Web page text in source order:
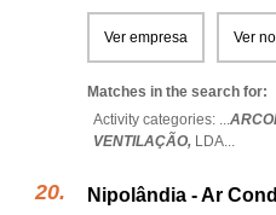
Ver empresa Ver
Matches in the search for:
Activity categories: ...
VENTILAÇÃO, LDA...
Nipolândia - Ar